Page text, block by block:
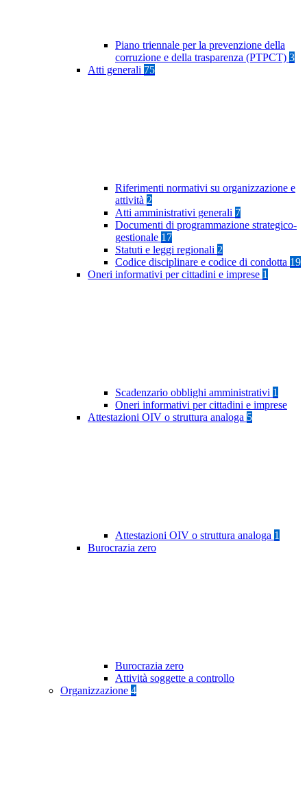
Piano triennale per la prevenzione della
corruzione e della trasparenza (PTPCT) 3
Atti generali 75
Riferimenti normativi su organizzazione e
attività 2
Atti amministrativi generali 7
Documenti di programmazione strategico-
gestionale 17
Statuti e leggi regionali 2
Codice disciplinare e codice di condotta 19
Oneri informativi per cittadini e imprese 1
Scadenzario obblighi amministrativi 1
Oneri informativi per cittadini e imprese
Attestazioni OIV o struttura analoga 5
Attestazioni OIV o struttura analoga 1
Burocrazia zero
Burocrazia zero
Attività soggette a controllo
Organizzazione 4